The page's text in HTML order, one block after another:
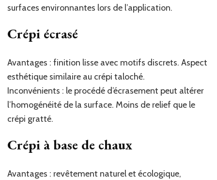
surfaces environnantes lors de l’application.
Crépi écrasé
Avantages : finition lisse avec motifs discrets. Aspect
esthétique similaire au crépi taloché.
Inconvénients : le procédé d’écrasement peut altérer
l’homogénéité de la surface. Moins de relief que le
crépi gratté.
Crépi à base de chaux
Avantages : revêtement naturel et écologique,